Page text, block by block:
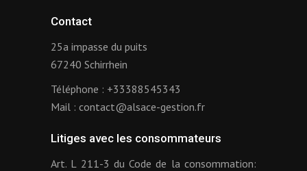
Contact
25a impasse du puits
67240 Schirrhein
Téléphone : +33388545343
Mail : contact@alsace-gestion.fr
Litiges avec les consommateurs
Art. L 211-3 du Code de la consommation: